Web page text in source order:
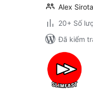
Alex Sirota
20+ Số
Đã kiểm